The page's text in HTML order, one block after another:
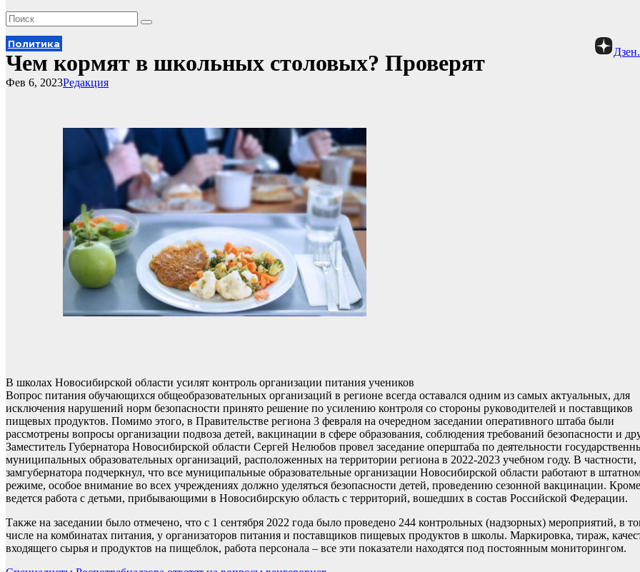
Политика
Чем кормят в школьных столовых? Проверят
Редакция
Фев 6, 2023
В школах Новосибирской области усилят контроль организации питания учеников
Вопрос питания обучающихся общеобразовательных организаций в регионе всегда оставался одним из самых актуальных, для
исключения нарушений норм безопасности принято решение по усилению контроля со стороны руководителей и поставщиков
пищевых продуктов. Помимо этого, в Правительстве региона 3 февраля на очередном заседании оперативного штаба были
рассмотрены вопросы организации подвоза детей, вакцинации в сфере образования, соблюдения требований безопасности и
Заместитель Губернатора Новосибирской области Сергей Нелюбов провел заседание оперштаба по деятельности
муниципальных образовательных организаций, расположенных на территории региона в 2022-2023 учебном году. В частности,
замгубернатора подчеркнул, что все муниципальные образовательные организации Новосибирской области работают в
режиме, особое внимание во всех учреждениях должно уделяться безопасности детей, проведению сезонной вакцинации.
ведется работа с детьми, прибывающими в Новосибирскую область с территорий, вошедших в состав Российской Федерации.
Также на заседании было отмечено, что с 1 сентября 2022 года было проведено 244 контрольных (надзорных) мероприятий, в
числе на комбинатах питания, у организаторов питания и поставщиков пищевых продуктов в школы. Маркировка, тираж,
входящего сырья и продуктов на пищеблок, работа персонала – все эти показатели находятся под постоянным мониторингом.